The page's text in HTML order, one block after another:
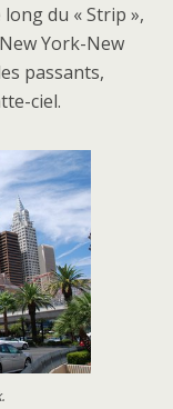
du « Strip »,
York-New
passants,
ciel.